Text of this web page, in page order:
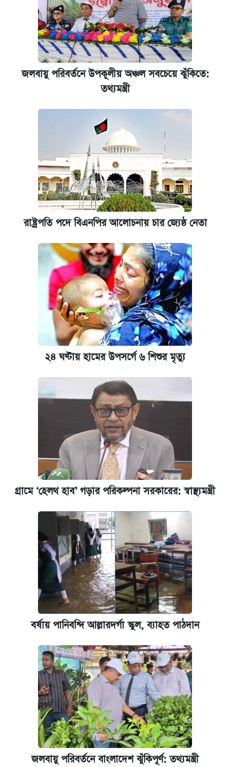
জলবায়ু পরিবর্তনে উপকূলীয় অঞ্চল সবচেয়ে ঝুঁকিতে:
তথ্যমন্ত্রী
রাষ্ট্রপতি পদে বিএনপির আলোচনায় চার জ্যেষ্ঠ নেতা
২৪ ঘণ্টায় হামের উপসর্গে ৬ শিশুর মৃত্যু
গ্রামে ‘হেলথ হাব’ গড়ার পরিকল্পনা সরকারের: স্বাস্থ্যমন্ত্রী
বর্ষায় পানিবন্দি আল্লারদর্গা স্কুল, ব্যাহত পাঠদান
জলবায়ু পরিবর্তনে বাংলাদেশ ঝুঁকিপূর্ণ: তথ্যমন্ত্রী